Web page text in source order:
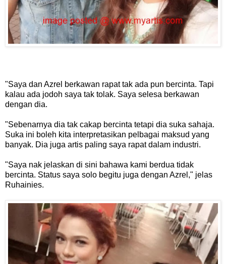
"Saya dan Azrel berkawan rapat tak ada pun bercinta. Tapi
kalau ada jodoh saya tak tolak. Saya selesa berkawan
dengan dia.
"Sebenarnya dia tak cakap bercinta tetapi dia suka sahaja.
Suka ini boleh kita interpretasikan pelbagai maksud yang
banyak. Dia juga artis paling saya rapat dalam industri.
"Saya nak jelaskan di sini bahawa kami berdua tidak
bercinta. Status saya solo begitu juga dengan Azrel," jelas
Ruhainies.